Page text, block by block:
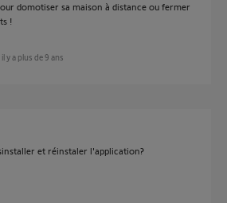
domotiser sa maison à distance ou fermer
!
il y a plus de 9 ans
et réinstaler l'application?